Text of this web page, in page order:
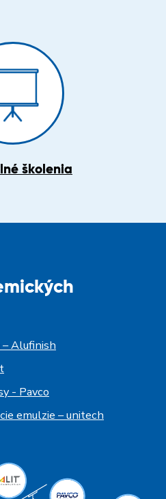
školenia
– Alufinish
- Pavco
emulzie – unitech